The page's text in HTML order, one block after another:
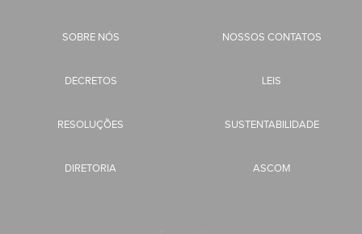
SOBRE NÓS NOSSOS CONTATOS
DECRETOS LEIS
RESOLUÇÕES SUSTENTABILIDADE
DIRETORIA ASCOM